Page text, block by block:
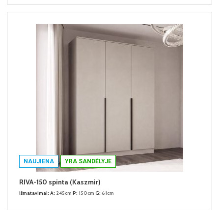
NAUJIENA YRA SANDĖLYJE
RIVA-150 spinta (Kaszmir)
Išmatavimai: A: 245cm P: 150cm G: 61cm